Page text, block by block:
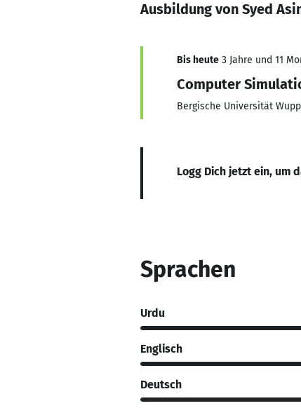
Ausbildung von Syed
Bis heute 3 Jahre und 11
Computer
Bergische Universität
Logg Dich jetzt ein, um
Sprachen
Urdu
Englisch
Deutsch